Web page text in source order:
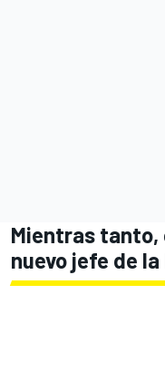
Mientras tanto,
nuevo jefe de la